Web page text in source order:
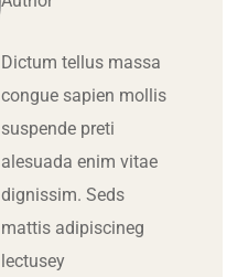
Dictum tellus massa
congue sapien mollis
suspende preti
alesuada enim vitae
dignissim. Seds
mattis adipiscineg
lectusey